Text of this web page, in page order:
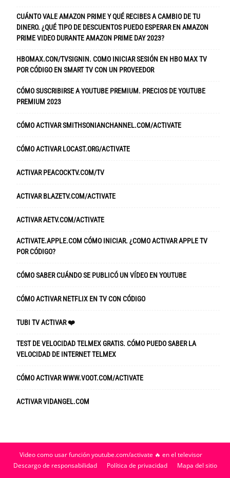
CUÁNTO VALE AMAZON PRIME Y QUÉ RECIBES A CAMBIO DE TU
DINERO. ¿QUÉ TIPO DE DESCUENTOS PUEDO ESPERAR EN AMAZON
PRIME VIDEO DURANTE AMAZON PRIME DAY 2023?
HBOMAX.CON/TVSIGNIN. COMO INICIAR SESIÓN EN HBO MAX TV
POR CÓDIGO EN SMART TV CON UN PROVEEDOR
CÓMO SUSCRIBIRSE A YOUTUBE PREMIUM. PRECIOS DE YOUTUBE
PREMIUM 2023
CÓMO ACTIVAR SMITHSONIANCHANNEL.COM/ACTIVATE
CÓMO ACTIVAR LOCAST.ORG/ACTIVATE
ACTIVAR PEACOCKTV.COM/TV
ACTIVAR BLAZETV.COM/ACTIVATE
ACTIVAR AETV.COM/ACTIVATE
ACTIVATE.APPLE.COM CÓMO INICIAR. ¿COMO ACTIVAR APPLE TV
POR CÓDIGO?
CÓMO SABER CUÁNDO SE PUBLICÓ UN VÍDEO EN YOUTUBE
CÓMO ACTIVAR NETFLIX EN TV CON CÓDIGO
TUBI TV ACTIVAR ❤️
TEST DE VELOCIDAD TELMEX GRATIS. CÓMO PUEDO SABER LA
VELOCIDAD DE INTERNET TELMEX
CÓMO ACTIVAR WWW.VOOT.COM/ACTIVATE
ACTIVAR VIDANGEL.COM
Video como usar función youtube.com/activate 🔥 en el televisor
Descargo de responsabilidad
Política de privacidad Mapa del sitio